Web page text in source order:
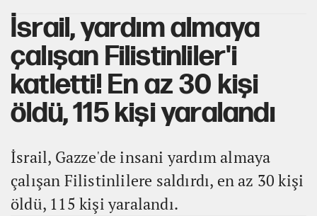
İsrail, yardım almaya
çalışan Filistinliler'i
katletti! En az 30 kişi
öldü, 115 kişi yaralandı
İsrail, Gazze'de insani yardım almaya
çalışan Filistinlilere saldırdı, en az 30 kişi
öldü, 115 kişi yaralandı.